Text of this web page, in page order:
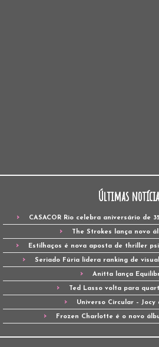
Últimas
CASACOR Rio celebra aniversário de
The Strokes lança novo
Estilhaços é nova aposta de thriller
Seriado Fúria lidera ranking de
Anitta lança
Ted Lasso volta para
Universo Circular – Jocy
Frozen Charlotte é o novo